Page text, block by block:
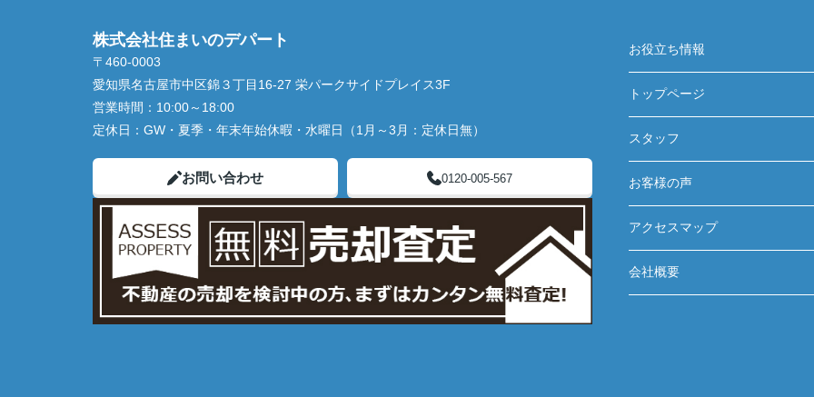
株式会社住まいのデパート
〒460-0003
愛知県名古屋市中区錦３丁目16-27 栄パークサイドプレイス3F
営業時間： 10:00～18:00
定休日： GW・夏季・年末年始休暇・水曜日（1月～3月：定休日無）
お問い合わせ 0120-005-567
お役立ち情報
トップページ
スタッフ
お客様の声
アクセスマップ
会社概要